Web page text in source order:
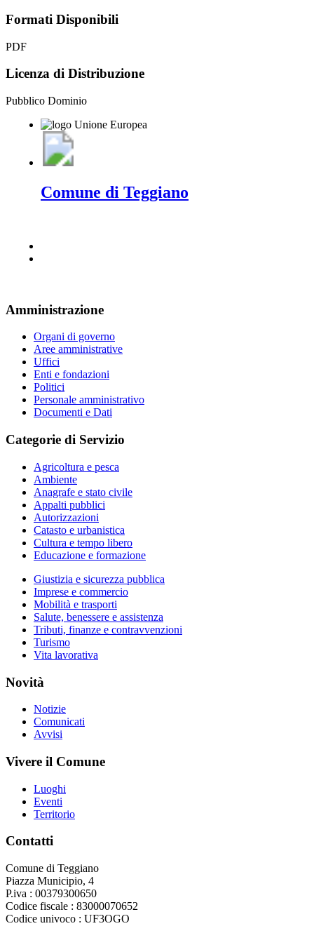
Formati Disponibili
PDF
Licenza di Distribuzione
Pubblico Dominio
Comune di Teggiano
Amministrazione
Organi di governo
Aree amministrative
Uffici
Enti e fondazioni
Politici
Personale amministrativo
Documenti e Dati
Categorie di Servizio
Agricoltura e pesca
Ambiente
Anagrafe e stato civile
Appalti pubblici
Autorizzazioni
Catasto e urbanistica
Cultura e tempo libero
Educazione e formazione
Giustizia e sicurezza pubblica
Imprese e commercio
Mobilità e trasporti
Salute, benessere e assistenza
Tributi, finanze e contravvenzioni
Turismo
Vita lavorativa
Novità
Notizie
Comunicati
Avvisi
Vivere il Comune
Luoghi
Eventi
Territorio
Contatti
Comune di Teggiano
Piazza Municipio, 4
P.iva : 00379300650
Codice fiscale : 83000070652
Codice univoco : UF3OGO